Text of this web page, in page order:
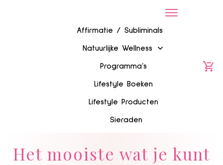
Affirmatie / Subliminals
Natuurlijke Wellness
Programma’s
Lifestyle Boeken
Lifestyle Producten
Sieraden
Het mooiste wat je kunt